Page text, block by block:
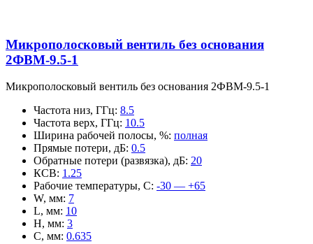
Микрополосковый вентиль без основания
2ФВМ-9.5-1
Микрополосковый вентиль без основания 2ФВМ-9.5-1
Частота низ, ГГц: 8.5
Частота верх, ГГц: 10.5
Ширина рабочей полосы, %: полная
Прямые потери, дБ: 0.5
Обратные потери (развязка), дБ: 20
КСВ: 1.25
Рабочие температуры, С: -30 — +65
W, мм: 7
L, мм: 10
H, мм: 3
C, мм: 0.635